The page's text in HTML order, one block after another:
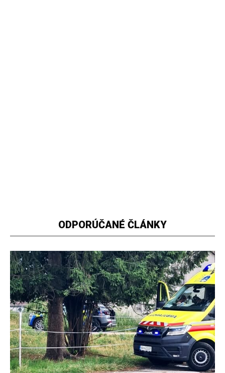
ODPORÚČANÉ ČLÁNKY